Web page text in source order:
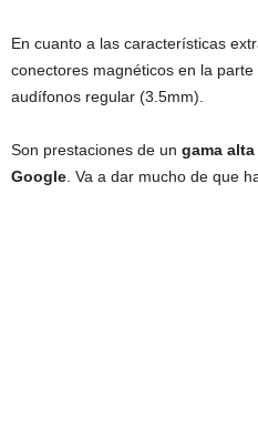
En cuanto a las características
conectores magnéticos en la
audífonos regular (3.5mm).
Son prestaciones de un gama alta
Google . Va a dar mucho de que